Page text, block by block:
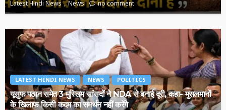
Latest Hindi News
News no comment
LATEST HINDI NEWS NEWS POLITICS
यूसुफ पठान समेत 3 मुस्लिम सांसदों ने NDA से बनाई दूरी, कहा- मुसलमानों
के खिलाफ किसी कदम का समर्थन नहीं करेंगे